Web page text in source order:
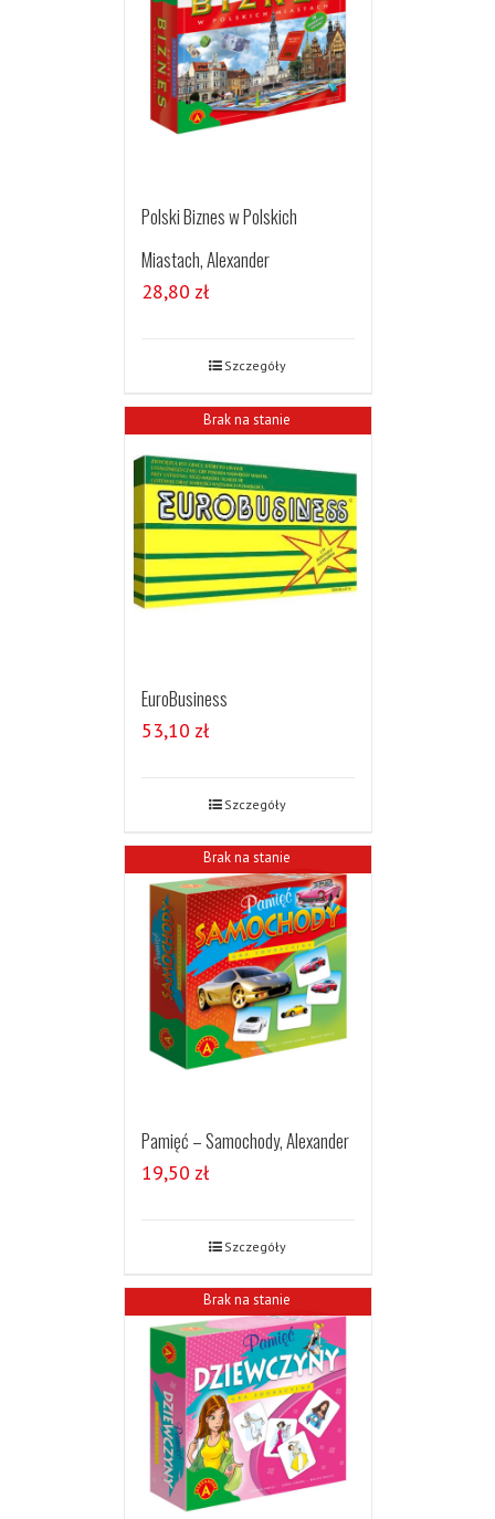
Polski Biznes w Polskich
Miastach, Alexander
28,80 zł
Szczegóły
Brak na stanie
EuroBusiness
53,10 zł
Szczegóły
Brak na stanie
Pamięć – Samochody, Alexander
19,50 zł
Szczegóły
Brak na stanie